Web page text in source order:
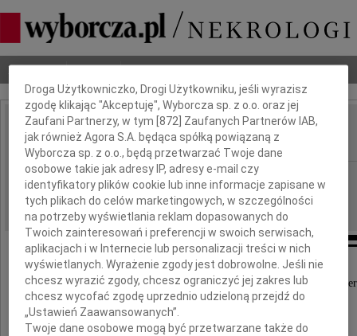
Nekrologi Odeszli Poradnik pogrzebowy
IMIĘ I NAZWISKO: Kazimierz Sawicki
REGION: Szczecin
DATA EMISJI: 05.11.2021
Z głębokim żalem przyjęliśmy wiadomość o
Pana
Dbamy o Twoją prywatność
Droga Użytkowniczko, Drogi Użytkowniku, jeśli wyrazisz
zgodę klikając "Akceptuję", Wyborcza sp. z o.o. oraz jej
Zaufani Partnerzy, w tym [872 ] Zaufanych Partnerów IAB,
jak również Agora S.A. będąca spółką powiązaną z
Wyborcza sp. z o.o., będą przetwarzać Twoje dane
osobowe takie jak adresy IP, adresy e-mail czy
identyfikatory plików cookie lub inne informacje zapisane w
tych plikach do celów marketingowych, w szczególności
na potrzeby wyświetlania reklam dopasowanych do
Twoich zainteresowań i preferencji w swoich serwisach,
aplikacjach i w Internecie lub personalizacji treści w nich
wyświetlanych. Wyrażenie zgody jest dobrowolne. Jeśli nie
chcesz wyrazić zgody, chcesz ograniczyć jej zakres lub
chcesz wycofać zgodę uprzednio udzieloną przejdź do
„Ustawień Zaawansowanych”.
Twoje dane osobowe mogą być przetwarzane także do